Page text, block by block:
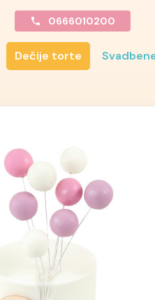
0666010200
Dečije torte